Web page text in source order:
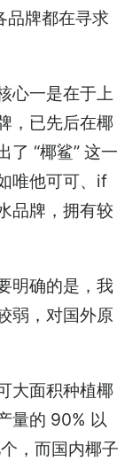
品牌都在寻求
心一是在于上
，已先后在椰
了 “椰鲨” 这一
唯他可可、if
品牌，拥有较
明确的是，我
弱，对国外原
大面积种植椰
量的 90% 以
，而国内椰子